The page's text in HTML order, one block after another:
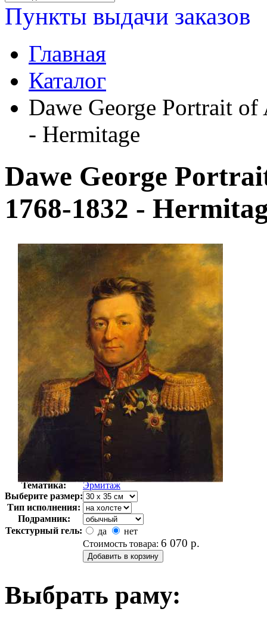
Пункты выдачи заказов
Главная
Каталог
Dawe George Portrait
- Hermitage
Dawe George
1768-1832 -
Неизвестно
Арт-стиль
Русская живопись XIX века
Тематика:
Эрмитаж
Выберите размер:
Тип исполнения:
Подрамник:
Текстурный гель:
да
нет
Стоимость товара: 6 070 р.
Выбрать раму: